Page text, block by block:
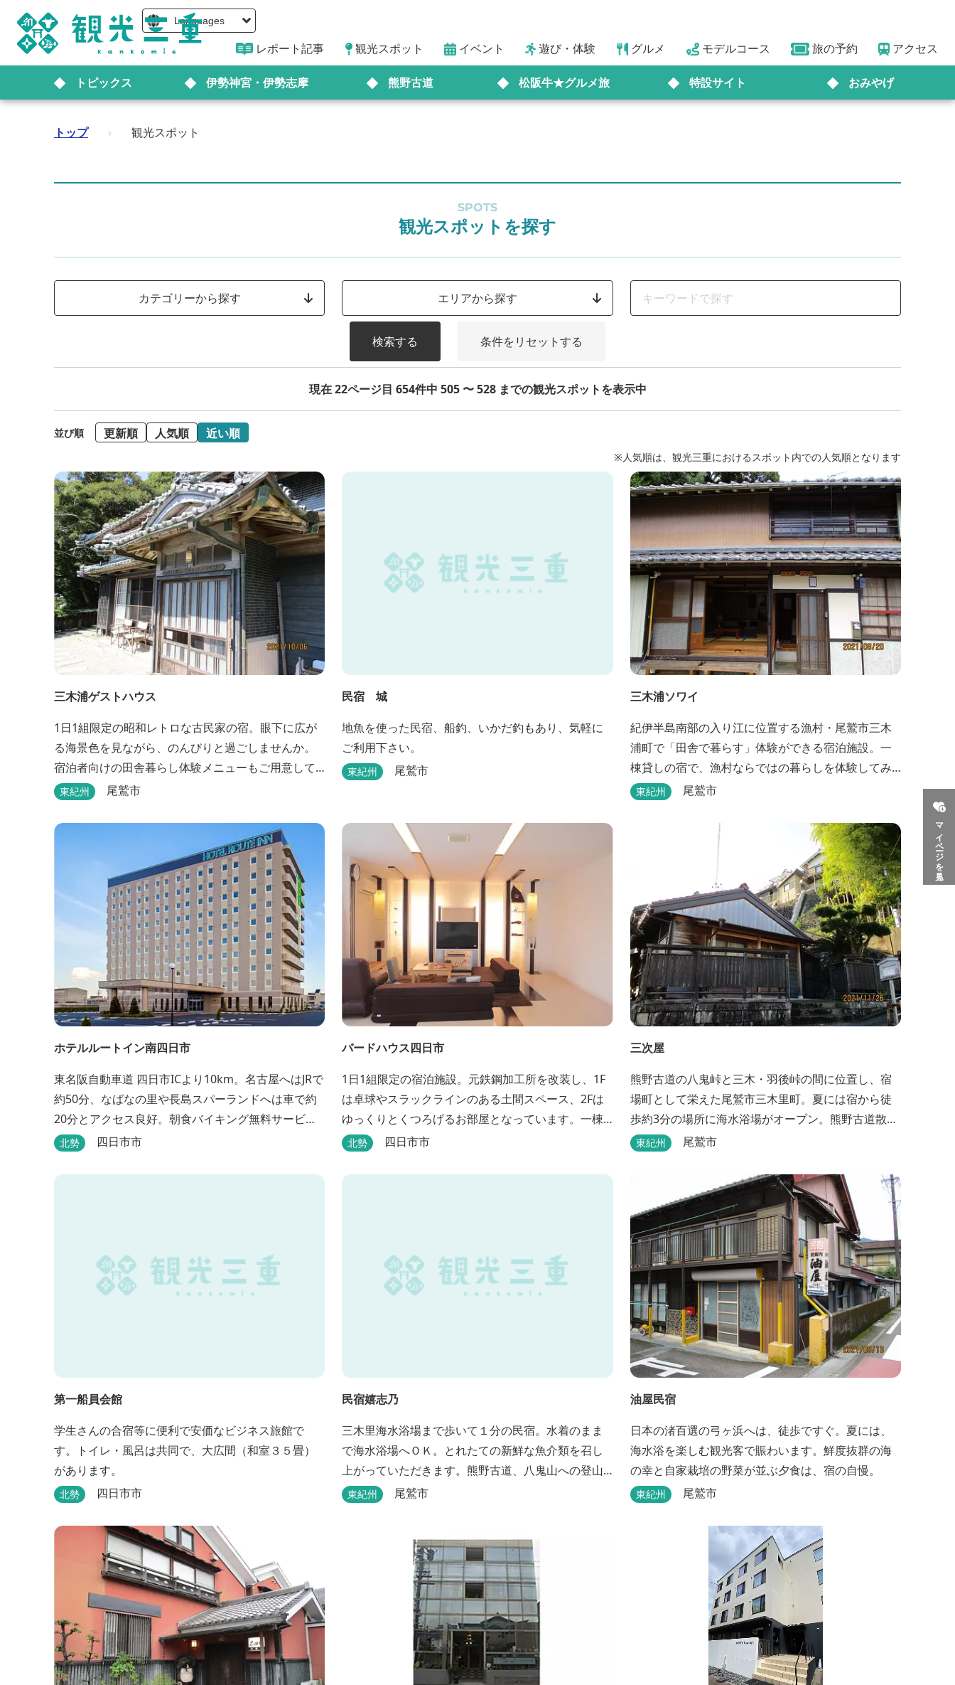
Languages
レポート記事 観光スポット イベント 遊び・体験 グルメ モデルコース 旅の予約 アクセス
トピックス 伊勢神宮・伊勢志摩 熊野古道 松阪牛★グルメ旅 特設サイト おみやげ
マイページを見る
トップ › 観光スポット
SPOTS
観光スポットを探す
カテゴリーから探す エリアから探す
検索する 条件をリセットする
現在 22ページ目 654件中 505 〜 528 までの観光スポットを表示中
並び順 更新順 人気順 近い順
※人気順は、観光三重におけるスポット内での人気順となります
三木浦ゲストハウス
1日1組限定の昭和レトロな古民家の宿。眼下に広が
る海景色を見ながら、のんびりと過ごしませんか。
宿泊者向けの田舎暮らし体験メニューもご用意して
います。
東紀州 尾鷲市
民宿 城
地魚を使った民宿、船釣、いかだ釣もあり、気軽に
ご利用下さい。
東紀州 尾鷲市
三木浦ソワイ
紀伊半島南部の入り江に位置する漁村・尾鷲市三木
浦町で「田舎で暮らす」体験ができる宿泊施設。一
棟貸しの宿で、漁村ならではの暮らしを体験してみ
ませんか。
東紀州 尾鷲市
ホテルルートイン南四日市
東名阪自動車道 四日市ICより10km。名古屋へはJRで
約50分、なばなの里や長島スパーランドへは車で約
20分とアクセス良好。朝食バイキング無料サービ
ス、大浴場完備、平面駐車場169台、全室Wi-Fi完
ルライフをご提供します。
北勢 四日市市
バードハウス四日市
1日1組限定の宿泊施設。元鉄鋼加工所を改装し、1F
は卓球やスラックラインのある土間スペース、2Fは
ゆっくりとくつろげるお部屋となっています。一棟
貸切のプライベート空間で、旅のひとときを過ごし
北勢 四日市市
三次屋
熊野古道の八鬼峠と三木・羽後峠の間に位置し、宿
場町として栄えた尾鷲市三木里町。夏には宿から徒
歩約3分の場所に海水浴場がオープン。熊野古道散策
はもちろん、林業体験もできます。
東紀州 尾鷲市
第一船員会館
学生さんの合宿等に便利で安価なビジネス旅館で
す。トイレ・風呂は共同で、大広間（和室３５畳）
があります。
北勢 四日市市
民宿嬉志乃
三木里海水浴場まで歩いて１分の民宿。水着のまま
で海水浴場へＯＫ。とれたての新鮮な魚介類を召し
上がっていただきます。熊野古道、八鬼山への登山
には便利。
東紀州 尾鷲市
油屋民宿
日本の渚百選の弓ヶ浜へは、徒歩ですぐ。夏には、
海水浴を楽しむ観光客で賑わいます。鮮度抜群の海
の幸と自家栽培の野菜が並ぶ夕食は、宿の自慢。
東紀州 尾鷲市